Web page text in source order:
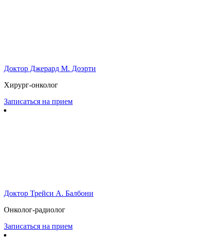
Доктор Джерард М. Доэрти
Хирург-онколог
Записаться на прием
Доктор Трейси А. Балбони
Онколог-радиолог
Записаться на прием